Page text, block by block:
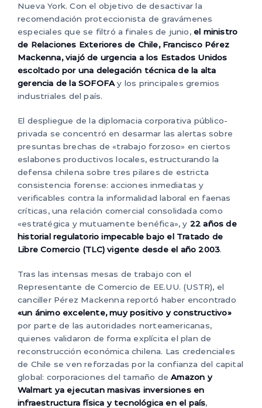
Nueva York. Con el objetivo de desactivar la
recomendación proteccionista de gravámenes
especiales que se filtró a finales de junio, el ministro
de Relaciones Exteriores de Chile, Francisco Pérez
Mackenna, viajó de urgencia a los Estados Unidos
escoltado por una delegación técnica de la alta
gerencia de la SOFOFA y los principales gremios
industriales del país.
El despliegue de la diplomacia corporativa público-
privada se concentró en desarmar las alertas sobre
presuntas brechas de «trabajo forzoso» en ciertos
eslabones productivos locales, estructurando la
defensa chilena sobre tres pilares de estricta
consistencia forense: acciones inmediatas y
verificables contra la informalidad laboral en faenas
críticas, una relación comercial consolidada como
«estratégica y mutuamente benéfica», y 22 años de
historial regulatorio impecable bajo el Tratado de
Libre Comercio (TLC) vigente desde el año 2003.
Tras las intensas mesas de trabajo con el
Representante de Comercio de EE.UU. (USTR), el
canciller Pérez Mackenna reportó haber encontrado
«un ánimo excelente, muy positivo y constructivo»
por parte de las autoridades norteamericanas,
quienes validaron de forma explícita el plan de
reconstrucción económica chilena. Las credenciales
de Chile se ven reforzadas por la confianza del capital
global: corporaciones del tamaño deAmazon y
Walmart ya ejecutan masivas inversiones en
infraestructura física y tecnológica en el país,